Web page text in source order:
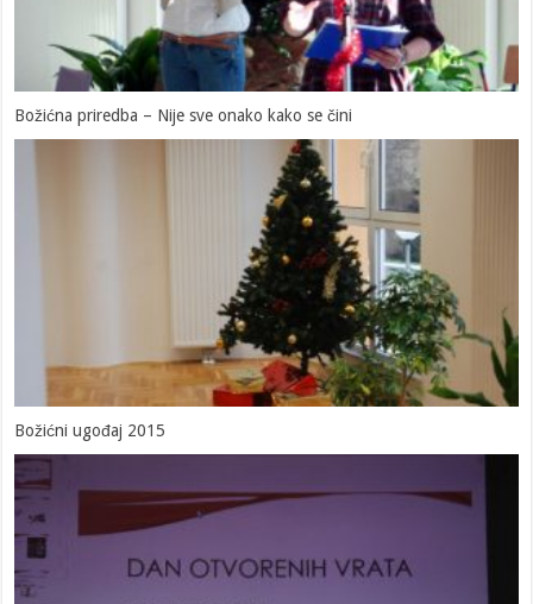
Božićna priredba – Nije sve onako kako se čini
Božićni ugođaj 2015